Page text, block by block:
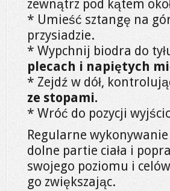
zewnątrz pod kątem
* Umieść sztangę na
przysiadzie.
* Wypchnij biodra do
plecach i napiętych
* Zejdź w dół,
ze stopami.
* Wróć do pozycji
Regularne
dolne partie ciała i
swojego poziomu i
go zwiększając.